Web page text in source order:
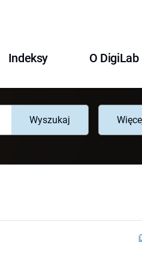
Indeksy O DigiLab
Wyszukaj